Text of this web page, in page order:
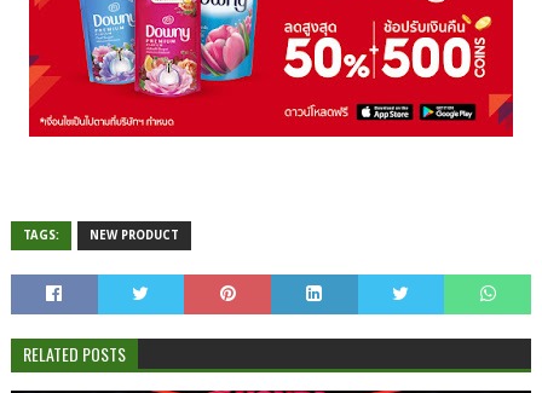
TAGS: NEW PRODUCT
RELATED POSTS